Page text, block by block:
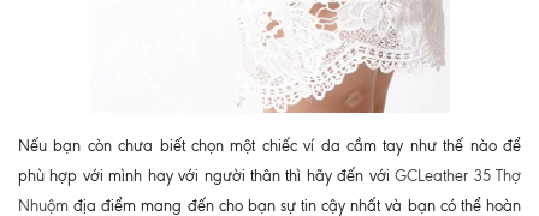
Nếu bạn còn chưa biết chọn một chiếc ví da cầm tay như thế nào để
phù hợp với mình hay với người thân thì hãy đến vớiGCLeather 35 Thợ
Nhuộm địa điểm mang đến cho bạn sự tin cậy nhất và bạn có thể hoàn